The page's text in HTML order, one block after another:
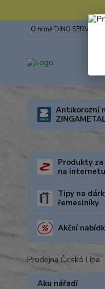
O firmě DINO SERVIS
Antikorozní
Produkty za
na internetu
Tipy na
řemeslníky
Akční
Prodejna Česká Lípa
Aku nářadí